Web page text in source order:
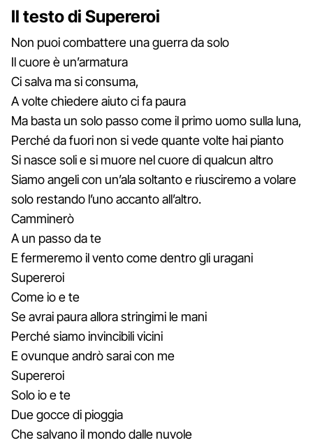
Il testo di Supereroi
Non puoi combattere una guerra da solo
Il cuore è un’armatura
Ci salva ma si consuma,
A volte chiedere aiuto ci fa paura
Ma basta un solo passo come il primo uomo sulla luna,
Perché da fuori non si vede quante volte hai pianto
Si nasce soli e si muore nel cuore di qualcun altro
Siamo angeli con un’ala soltanto e riusciremo a volare
solo restando l’uno accanto all’altro.
Camminerò
A un passo da te
E fermeremo il vento come dentro gli uragani
Supereroi
Come io e te
Se avrai paura allora stringimi le mani
Perché siamo invincibili vicini
E ovunque andrò sarai con me
Supereroi
Solo io e te
Due gocce di pioggia
Che salvano il mondo dalle nuvole